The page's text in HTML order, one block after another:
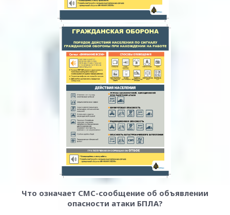
Что означает СМС-сообщение об объявлении
опасности атаки БПЛА?